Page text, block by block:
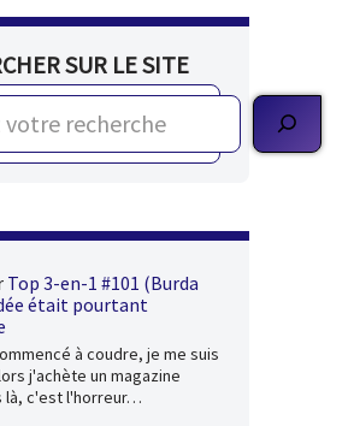
SUR LE SITE
Top 3-en-1 #101 (Burda
était pourtant
à coudre, je me suis
j'achète un magazine
là, c'est l'horreur…